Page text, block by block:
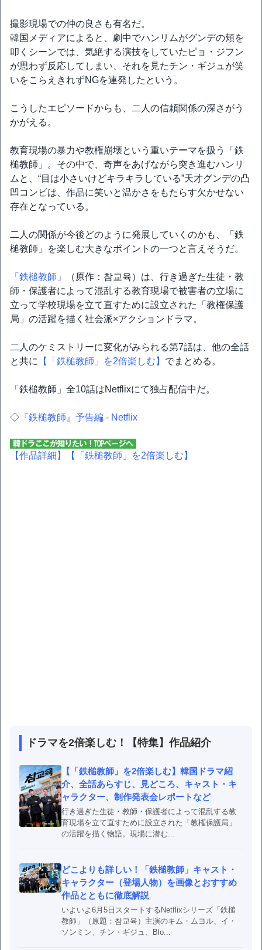
撮影現場での仲の良さも有名だ。
韓国メディアによると、劇中でハンリムがグンデの頬を
叩くシーンでは、気絶する演技をしていたピョ・ジフン
が思わず反応してしまい、それを見たチン・ギジュが笑
いをこらえきれずNGを連発したという。
こうしたエピソードからも、二人の信頼関係の深さがう
かがえる。
教育現場の暴力や教権崩壊という重いテーマを扱う「鉄
槌教師」。その中で、奇声をあげながら突き進むハンリ
ムと、“目は小さいけどキラキラしている”天才グンデの凸
凹コンビは、作品に笑いと温かさをもたらす欠かせない
存在となっている。
二人の関係が今後どのように発展していくのかも、「鉄
槌教師」を楽しむ大きなポイントの一つと言えそうだ。
「鉄槌教師」
（原作：참교육）は、行き過ぎた生徒・教
師・保護者によって混乱する教育現場で被害者の立場に
立って学校現場を立て直すために設立された「教権保護
局」の活躍を描く社会派×アクションドラマ。
二人のケミストリーに変化がみられる第7話は、他の全話
と共に
【「鉄槌教師」を2倍楽しむ】 でまとめる。
「鉄槌教師」全10話はNetflixにて独占配信中だ。
◇ 『鉄槌教師』予告編 - Netflix
【作品詳細】 【「鉄槌教師」を2倍楽しむ】
ドラマを2倍楽しむ！【特集】作品紹介
【「鉄槌教師」を2倍楽しむ】韓国ドラマ紹
介、全話あらすじ、見どころ、キャスト・キ
ャラクター、制作発表会レポートなど
行き過ぎた生徒・教師・保護者によって混乱する教
育現場を立て直すために設立された「教権保護局」
の活躍を描く物語。現場に潜む...
どこよりも詳しい！「鉄槌教師」キャスト・
キャラクター（登場人物）を画像とおすすめ
作品とともに徹底解説
いよいよ6月5日スタートするNetflixシリーズ「鉄槌
教師」（原題：참교육）主演のキム・ムヨル、イ・
ソンミン、チン・ギジュ、Blo...